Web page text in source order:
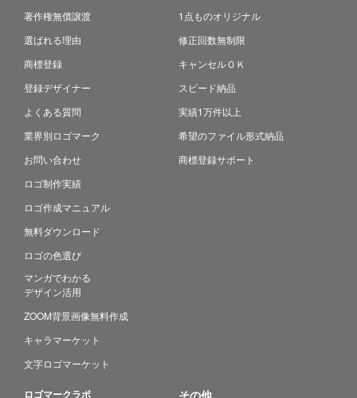
著作権無償譲渡
選ばれる理由
商標登録
登録デザイナー
よくある質問
業界別ロゴマーク
お問い合わせ
ロゴ制作実績
ロゴ作成マニュアル
無料ダウンロード
ロゴの色選び
マンガでわかる
デザイン活用
ZOOM背景画像無料作成
キャラマーケット
文字ロゴマーケット
1点ものオリジナル
修正回数無制限
キャンセルＯＫ
スピード納品
実績1万件以上
希望のファイル形式納品
商標登録サポート
ロゴマークラボ